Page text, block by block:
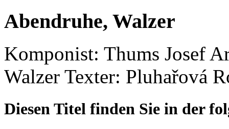
Abendruhe, Walzer
Komponist: Thums Josef
Walzer Texter: Pluhařová
Diesen Titel finden Sie in der